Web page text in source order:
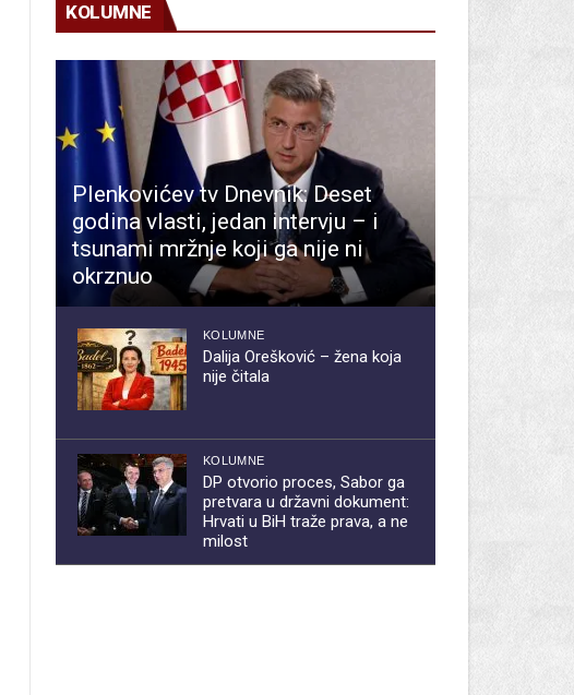
KOLUMNE
Plenkovićev tv Dnevnik: Deset
godina vlasti, jedan intervju – i
tsunami mržnje koji ga nije ni
okrznuo
KOLUMNE
Dalija Orešković – žena koja
nije čitala
KOLUMNE
DP otvorio proces, Sabor ga
pretvara u državni dokument:
Hrvati u BiH traže prava, a ne
milost